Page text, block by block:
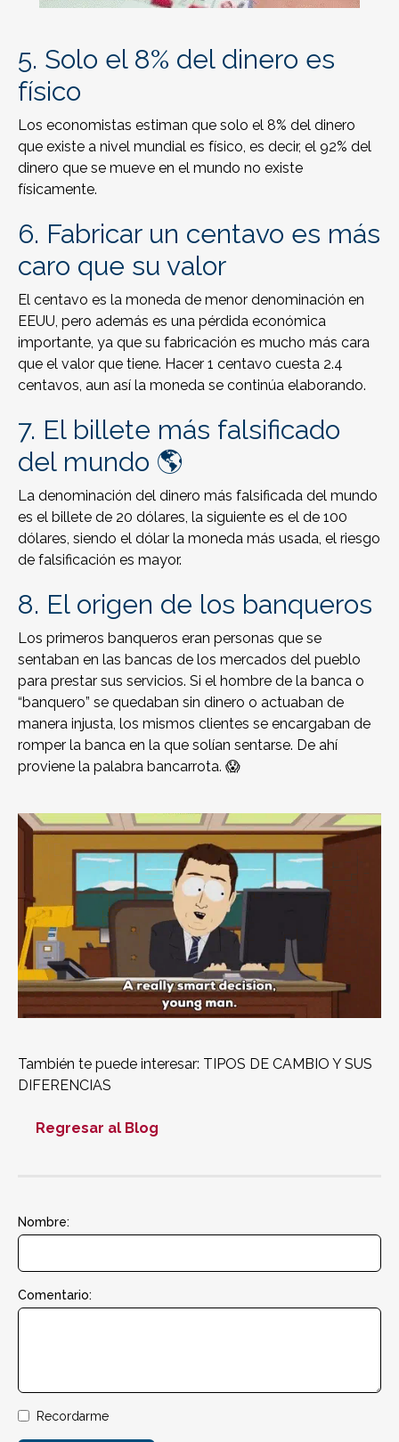
5. Solo el 8% del dinero es
físico
Los economistas estiman que solo el 8% del dinero
que existe a nivel mundial es físico, es decir, el 92% del
dinero que se mueve en el mundo no existe
físicamente.
6. Fabricar un centavo es más
caro que su valor
El centavo es la moneda de menor denominación en
EEUU, pero además es una pérdida económica
importante, ya que su fabricación es mucho más cara
que el valor que tiene. Hacer 1 centavo cuesta 2.4
centavos, aun así la moneda se continúa elaborando.
7. El billete más falsificado
del mundo 🌎
La denominación del dinero más falsificada del mundo
es el billete de 20 dólares, la siguiente es el de 100
dólares, siendo el dólar la moneda más usada, el riesgo
de falsificación es mayor.
8. El origen de los banqueros
Los primeros banqueros eran personas que se
sentaban en las bancas de los mercados del pueblo
para prestar sus servicios. Si el hombre de la banca o
“banquero” se quedaban sin dinero o actuaban de
manera injusta, los mismos clientes se encargaban de
romper la banca en la que solían sentarse. De ahí
proviene la palabra bancarrota. 😱
También te puede interesar: TIPOS DE CAMBIO Y SUS
DIFERENCIAS
Regresar al Blog
Nombre:
Comentario:
Recordarme